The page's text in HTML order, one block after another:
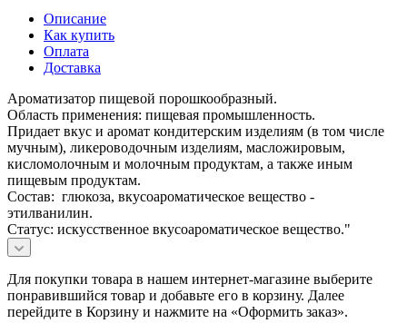
Описание
Как купить
Оплата
Доставка
Ароматизатор пищевой порошкообразный.
Область применения: пищевая промышленность.
Придает вкус и аромат кондитерским изделиям (в том числе
мучным), ликероводочным изделиям, масложировым,
кисломолочным и молочным продуктам, а также иным
пищевым продуктам.
Состав: глюкоза, вкусоароматическое вещество -
этилванилин.
Статус: искусственное вкусоароматическое вещество."
Для покупки товара в нашем интернет-магазине выберите
понравившийся товар и добавьте его в корзину. Далее
перейдите в Корзину и нажмите на «Оформить заказ».